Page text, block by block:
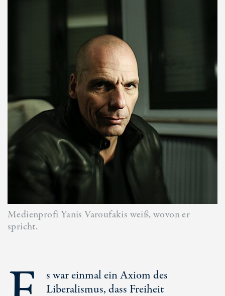
Medienprofi Yanis Varoufakis weiß, wovon er
spricht.
s war einmal ein Axiom des
Liberalismus, dass Freiheit